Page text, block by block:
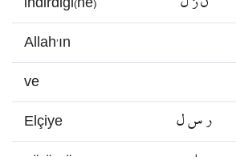
Allah’ın
ve
Elçiye ر س ل